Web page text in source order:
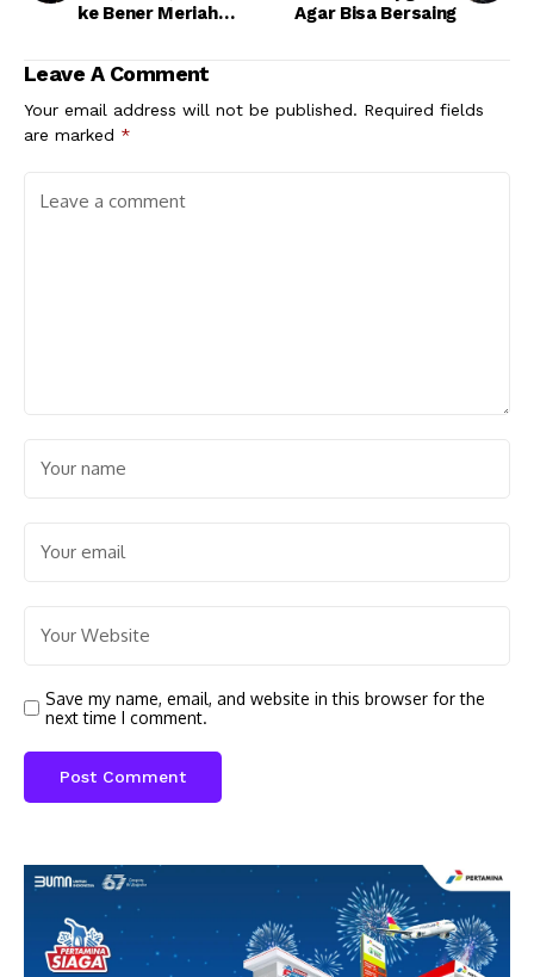
ke Bener Meriah
Agar Bisa Bersaing
Leave A Comment
Your email address will not be published. Required fields
are marked *
Save my name, email, and website in this browser for the
next time I comment.